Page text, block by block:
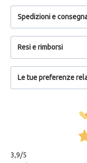
Spedizioni e
Resi e rimborsi
Le tue preferenze
3,9/5